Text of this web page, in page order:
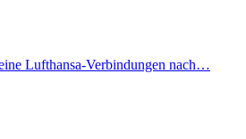
Lufthansa-Verbindungen nach…